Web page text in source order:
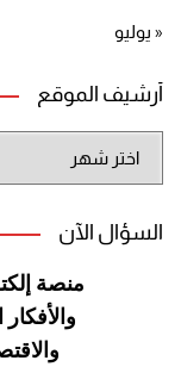
« يوليو
أرشيف الموقع
الموقع
السؤال الآن
منصة